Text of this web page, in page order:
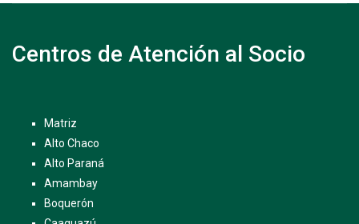
Centros de Atención al Socio
Matriz
Alto Chaco
Alto Paraná
Amambay
Boquerón